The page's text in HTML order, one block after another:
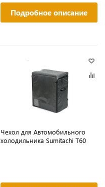
Подробное описание
Чехол для Автомобильного
холодильника Sumitachi Т60